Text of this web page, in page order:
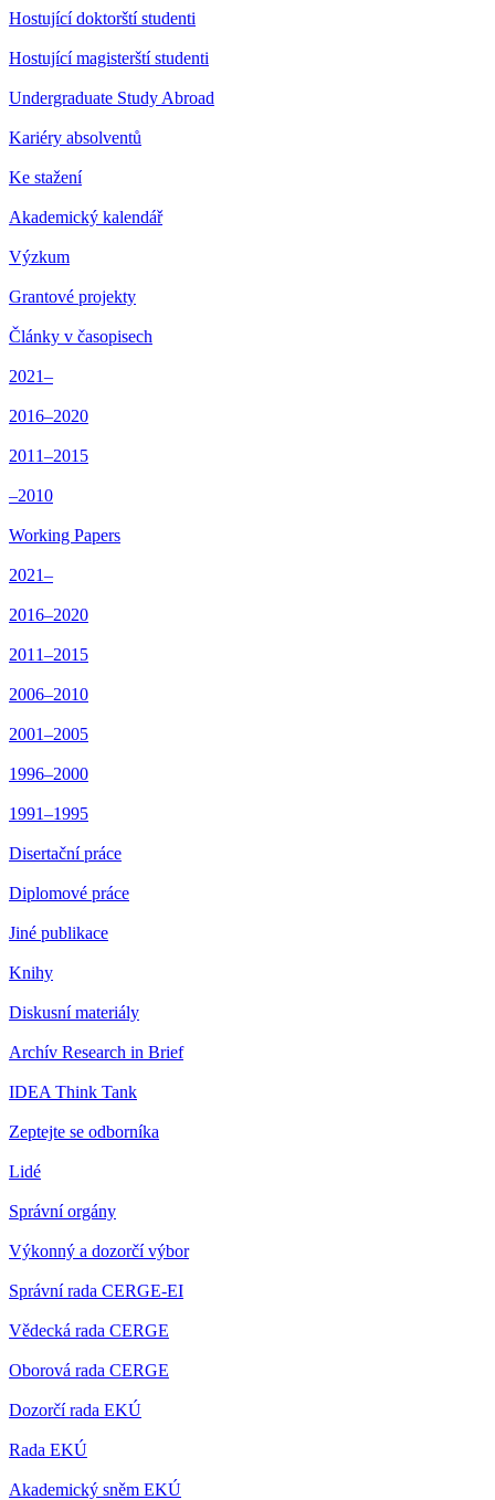
Hostující doktorští studenti
Hostující magisterští studenti
Undergraduate Study Abroad
Kariéry absolventů
Ke stažení
Akademický kalendář
Výzkum
Grantové projekty
Články v časopisech
2021–
2016–2020
2011–2015
–2010
Working Papers
2021–
2016–2020
2011–2015
2006–2010
2001–2005
1996–2000
1991–1995
Disertační práce
Diplomové práce
Jiné publikace
Knihy
Diskusní materiály
Archív Research in Brief
IDEA Think Tank
Zeptejte se odborníka
Lidé
Správní orgány
Výkonný a dozorčí výbor
Správní rada CERGE-EI
Vědecká rada CERGE
Oborová rada CERGE
Dozorčí rada EKÚ
Rada EKÚ
Akademický sněm EKÚ